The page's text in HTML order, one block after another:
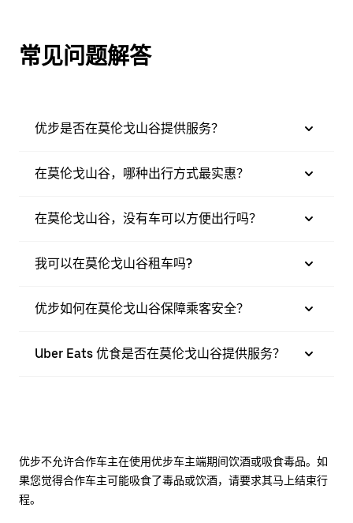
常见问题解答
优步是否在莫伦戈山谷提供服务？
在莫伦戈山谷，哪种出行方式最实惠？
在莫伦戈山谷，没有车可以方便出行吗？
我可以在莫伦戈山谷租车吗?
优步如何在莫伦戈山谷保障乘客安全？
Uber Eats 优食是否在莫伦戈山谷提供服务？
优步不允许合作车主在使用优步车主端期间饮酒或吸食毒品。如
果您觉得合作车主可能吸食了毒品或饮酒，请要求其马上结束行
程。